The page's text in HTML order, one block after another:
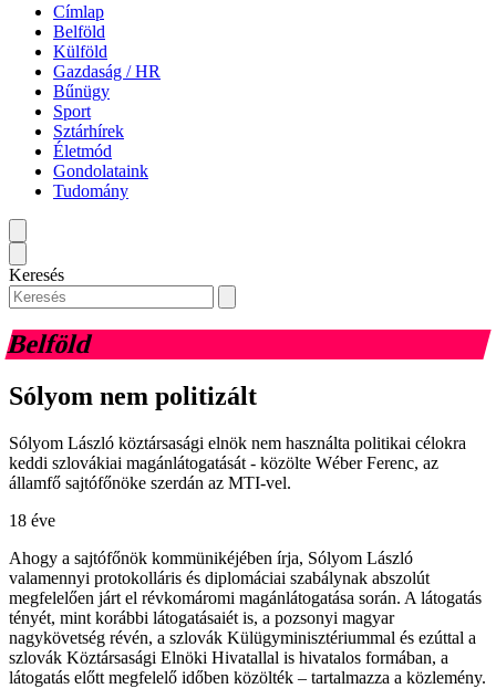
Címlap
Belföld
Külföld
Gazdaság / HR
Bűnügy
Sport
Sztárhírek
Életmód
Gondolataink
Tudomány
Keresés
Belföld
Sólyom nem politizált
Sólyom László köztársasági elnök nem használta politikai célokra
keddi szlovákiai magánlátogatását - közölte Wéber Ferenc, az
államfő sajtófőnöke szerdán az MTI-vel.
18 éve
Ahogy a sajtófőnök kommünikéjében írja, Sólyom László
valamennyi protokolláris és diplomáciai szabálynak abszolút
megfelelően járt el révkomáromi magánlátogatása során. A látogatás
tényét, mint korábbi látogatásaiét is, a pozsonyi magyar
nagykövetség révén, a szlovák Külügyminisztériummal és ezúttal a
szlovák Köztársasági Elnöki Hivatallal is hivatalos formában, a
látogatás előtt megfelelő időben közölték – tartalmazza a közlemény.